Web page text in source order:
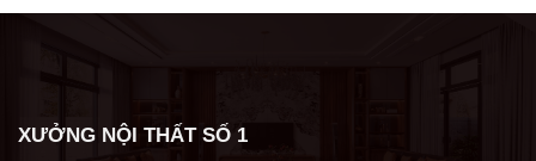
XƯỞNG NỘI THẤT SỐ 1